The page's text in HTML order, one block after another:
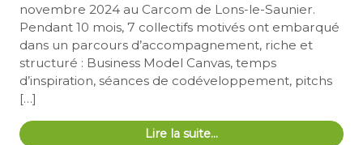
novembre 2024 au Carcom de Lons-le-Saunier.
Pendant 10 mois, 7 collectifs motivés ont embarqué
dans un parcours d’accompagnement, riche et
structuré : Business Model Canvas, temps
d’inspiration, séances de codéveloppement, pitchs
[…]
Lire la suite…